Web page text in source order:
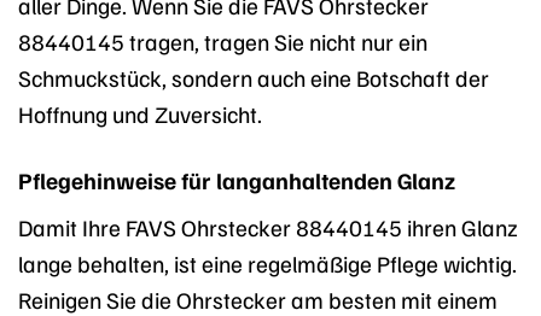
88440145 tragen, tragen Sie nicht nur ein
Schmuckstück, sondern auch eine Botschaft der
Hoffnung und Zuversicht.
Pflegehinweise für langanhaltenden Glanz
Damit Ihre FAVS Ohrstecker 88440145 ihren Glanz
lange behalten, ist eine regelmäßige Pflege wichtig.
Reinigen Sie die Ohrstecker am besten mit einem